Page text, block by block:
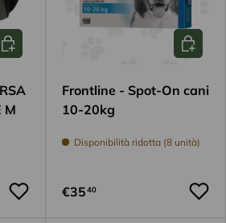
M
Aggiungi al carrello
Frontline - Spot-On cani
10-20kg
Disponibilità ridotta (8 unità)
€3540